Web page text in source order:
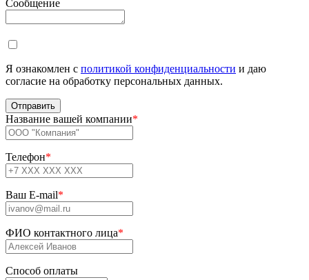
Сообщение
Я ознакомлен с политикой конфиденциальности и даю
согласие на обработку персональных данных.
Название вашей компании*
Телефон*
Ваш E-mail*
ФИО контактного лица*
Способ оплаты